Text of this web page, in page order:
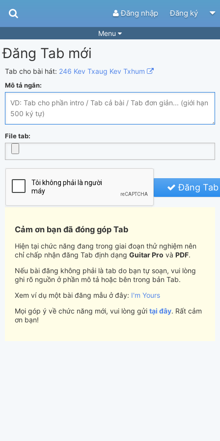
Đăng nhập Đăng ký
Menu
Bài hát
Playlist Hợp âm
Điệu bài hát
Tìm theo hợp âm Tải ứng dụng
Tắt quảng cáo
Đăng Tab mới
Tab cho bài hát: 246 Kev Txaug Kev Txhum
Mô tả ngắn:
File tab:
Đăng
Cảm ơn bạn đã đóng góp Tab
Hiện tại chức năng đang trong giai đoạn thử nghiệm nên
chỉ chấp nhận đăng Tab định dạng Guitar Pro và PDF.
Nếu bài đăng không phải là tab do bạn tự soạn, vui lòng
ghi rõ nguồn ở phần mô tả hoặc bên trong bản Tab.
Xem ví dụ một bài đăng mẫu ở đây: I'm Yours
Mọi góp ý về chức năng mới, vui lòng gửi tại đây. Rất cảm
ơn bạn!